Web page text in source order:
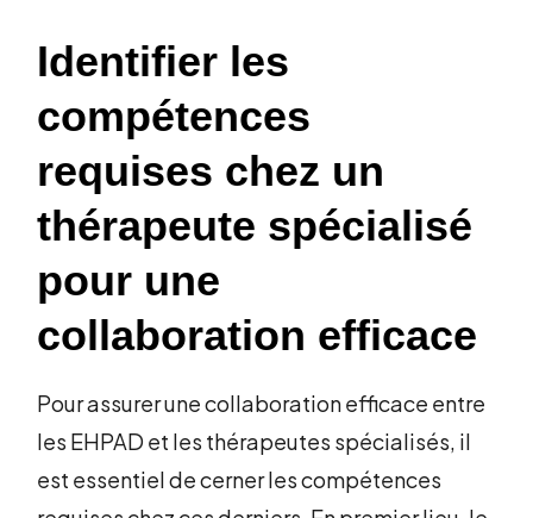
Identifier les
compétences
requises chez un
thérapeute spécialisé
pour une
collaboration efficace
Pour assurer une collaboration efficace entre
les EHPAD et les thérapeutes spécialisés, il
est essentiel de cerner les compétences